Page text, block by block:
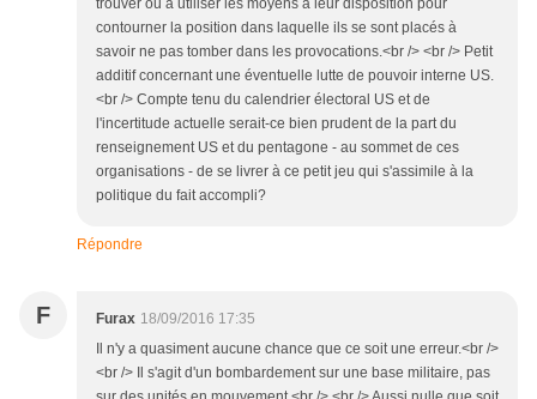
trouver ou à utiliser les moyens a leur disposition pour
contourner la position dans laquelle ils se sont placés à
savoir ne pas tomber dans les provocations.<br /> <br /> Petit
additif concernant une éventuelle lutte de pouvoir interne US.
<br /> Compte tenu du calendrier électoral US et de
l'incertitude actuelle serait-ce bien prudent de la part du
renseignement US et du pentagone - au sommet de ces
organisations - de se livrer à ce petit jeu qui s'assimile à la
politique du fait accompli?
Répondre
F Furax 18/09/2016 17:35
Il n'y a quasiment aucune chance que ce soit une erreur.<br />
<br /> Il s'agit d'un bombardement sur une base militaire, pas